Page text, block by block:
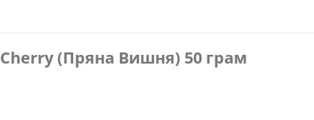
Cherry (Пряна Вишня) 50 грам